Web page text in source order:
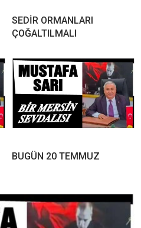
SEDİR ORMANLARI
ÇOĞALTILMALI
BUGÜN 20 TEMMUZ